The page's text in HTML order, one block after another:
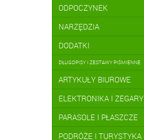
ODPOCZYNEK
NARZĘDZIA
DODATKI
DŁUGOPISY I ZESTAWY PIŚMIENNE
ARTYKUŁY BIUROWE
ELEKTRONIKA I ZEGARY
PARASOLE I PŁASZCZE
PODRÓŻE I TURYSTYKA